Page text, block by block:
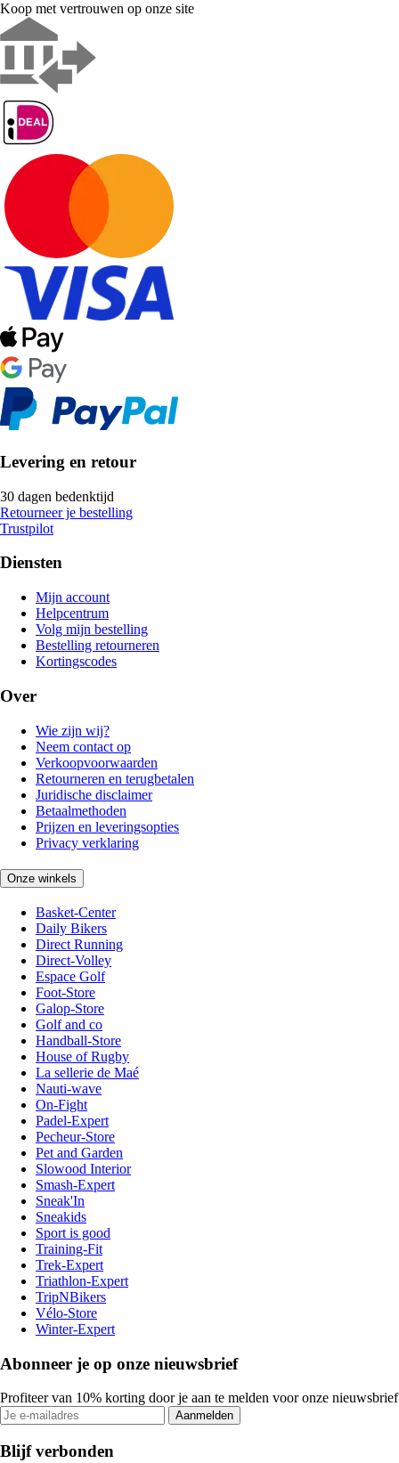
Koop met vertrouwen op onze site
Levering en retour
30 dagen bedenktijd
Retourneer je bestelling
Trustpilot
Diensten
Mijn account
Helpcentrum
Volg mijn bestelling
Bestelling retourneren
Kortingscodes
Over
Wie zijn wij?
Neem contact op
Verkoopvoorwaarden
Retourneren en terugbetalen
Juridische disclaimer
Betaalmethoden
Prijzen en leveringsopties
Privacy verklaring
Onze winkels
Basket-Center
Daily Bikers
Direct Running
Direct-Volley
Espace Golf
Foot-Store
Galop-Store
Golf and co
Handball-Store
House of Rugby
La sellerie de Maé
Nauti-wave
On-Fight
Padel-Expert
Pecheur-Store
Pet and Garden
Slowood Interior
Smash-Expert
Sneak'In
Sneakids
Sport is good
Training-Fit
Trek-Expert
Triathlon-Expert
TripNBikers
Vélo-Store
Winter-Expert
Abonneer je op onze nieuwsbrief
Profiteer van 10% korting door je aan te melden voor onze nieuwsbrief
Aanmelden
Blijf verbonden